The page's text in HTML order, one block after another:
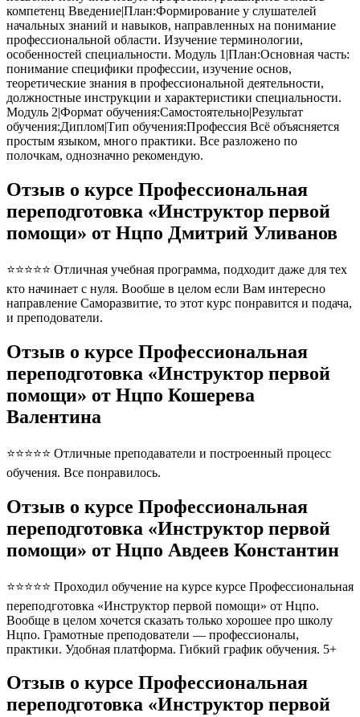
компетенц Введение|План:Формирование у слушателей
начальных знаний и навыков, направленных на понимание
профессиональной области. Изучение терминологии,
особенностей специальности. Модуль 1|План:Основная часть:
понимание специфики профессии, изучение основ,
теоретические знания в профессиональной деятельности,
должностные инструкции и характеристики специальности.
Модуль 2|Формат обучения:Самостоятельно|Результат
обучения:Диплом|Тип обучения:Профессия Всё объясняется
простым языком, много практики. Все разложено по
полочкам, однозначно рекомендую.
Отзыв о курсе Профессиональная
переподготовка «Инструктор первой
помощи» от Нцпо Дмитрий Уливанов
⭐⭐⭐⭐⭐ Отличная учебная программа, подходит даже для тех
кто начинает с нуля. Вообше в целом если Вам интересно
направление Саморазвитие, то этот курс понравится и подача,
и преподователи.
Отзыв о курсе Профессиональная
переподготовка «Инструктор первой
помощи» от Нцпо Кошерева
Валентина
⭐⭐⭐⭐⭐ Отличные преподаватели и построенный процесс
обучения. Все понравилось.
Отзыв о курсе Профессиональная
переподготовка «Инструктор первой
помощи» от Нцпо Авдеев Константин
⭐⭐⭐⭐⭐ Проходил обучение на курсе курсе Профессиональная
переподготовка «Инструктор первой помощи» от Нцпо.
Вообще в целом хочется сказать только хорошее про школу
Нцпо. Грамотные преподователи — профессионалы,
практики. Удобная платформа. Гибкий график обучения. 5+
Отзыв о курсе Профессиональная
переподготовка «Инструктор первой